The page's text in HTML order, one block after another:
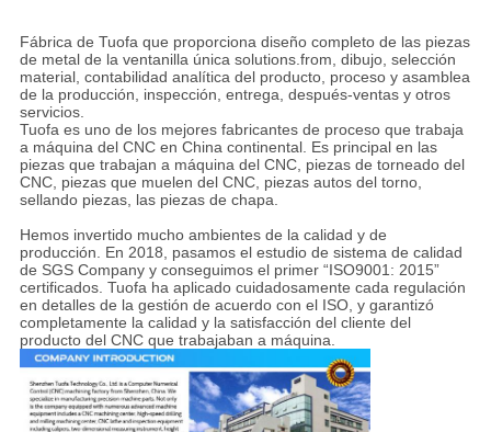
Fábrica de Tuofa que proporciona diseño completo de las piezas
de metal de la ventanilla única solutions.from, dibujo, selección
material, contabilidad analítica del producto, proceso y asamblea
de la producción, inspección, entrega, después-ventas y otros
servicios.
Tuofa es uno de los mejores fabricantes de proceso que trabaja
a máquina del CNC en China continental. Es principal en las
piezas que trabajan a máquina del CNC, piezas de torneado del
CNC, piezas que muelen del CNC, piezas autos del torno,
sellando piezas, las piezas de chapa.
Hemos invertido mucho ambientes de la calidad y de
producción. En 2018, pasamos el estudio de sistema de calidad
de SGS Company y conseguimos el primer “ISO9001: 2015”
certificados. Tuofa ha aplicado cuidadosamente cada regulación
en detalles de la gestión de acuerdo con el ISO, y garantizó
completamente la calidad y la satisfacción del cliente del
producto del CNC que trabajaban a máquina.